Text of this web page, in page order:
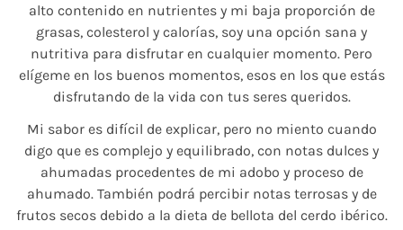
alto contenido en nutrientes y mi baja proporción de
grasas, colesterol y calorías, soy una opción sana y
nutritiva para disfrutar en cualquier momento. Pero
elígeme en los buenos momentos, esos en los que estás
disfrutando de la vida con tus seres queridos.
Mi sabor es difícil de explicar, pero no miento cuando
digo que es complejo y equilibrado, con notas dulces y
ahumadas procedentes de mi adobo y proceso de
ahumado. También podrá percibir notas terrosas y de
frutos secos debido a la dieta de bellota del cerdo ibérico.